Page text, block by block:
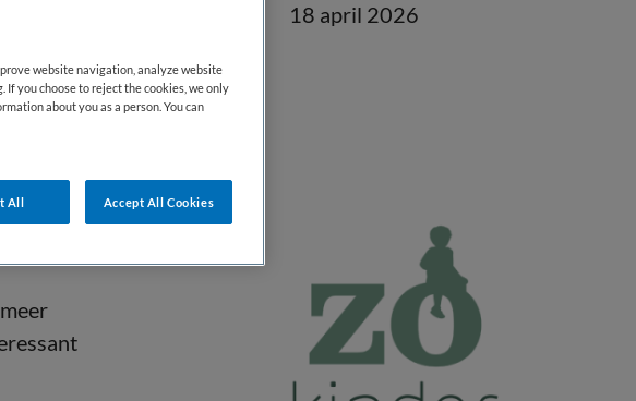
18 april 2026
website navigation, analyze website
If you choose to reject the cookies, we only
about you as a person. You can
All Accept All Cookies